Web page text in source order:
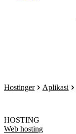
Hostinger Aplikasi
HOSTING
Web hosting